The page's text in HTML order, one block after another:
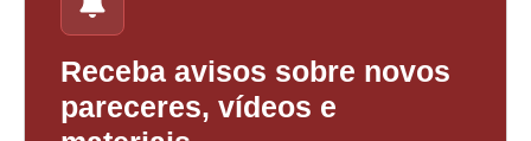
Receba avisos sobre novos
pareceres, vídeos e